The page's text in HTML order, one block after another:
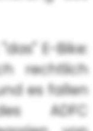
E-Bike:
rechtlich
es fallen
ADFC